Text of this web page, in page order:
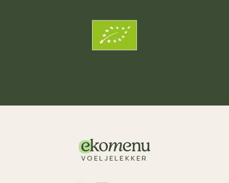
VOELJELEKKER